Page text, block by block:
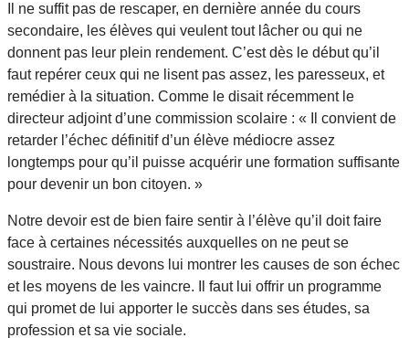
Il ne suffit pas de rescaper, en dernière année du cours
secondaire, les élèves qui veulent tout lâcher ou qui ne
donnent pas leur plein rendement. C’est dès le début qu’il
faut repérer ceux qui ne lisent pas assez, les paresseux, et
remédier à la situation. Comme le disait récemment le
directeur adjoint d’une commission scolaire : « Il convient de
retarder l’échec définitif d’un élève médiocre assez
longtemps pour qu’il puisse acquérir une formation suffisante
pour devenir un bon citoyen. »
Notre devoir est de bien faire sentir à l’élève qu’il doit faire
face à certaines nécessités auxquelles on ne peut se
soustraire. Nous devons lui montrer les causes de son échec
et les moyens de les vaincre. Il faut lui offrir un programme
qui promet de lui apporter le succès dans ses études, sa
profession et sa vie sociale.